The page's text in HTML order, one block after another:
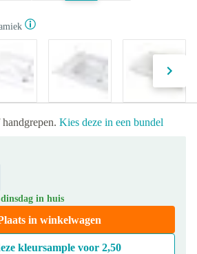
Kies deze in een bundel
in huis
in winkelwagen
kleursample voor 2,50